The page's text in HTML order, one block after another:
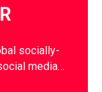
socially-
media…